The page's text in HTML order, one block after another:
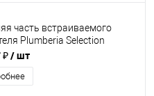
часть встраиваемого
Plumberia Selection
₽/ шт